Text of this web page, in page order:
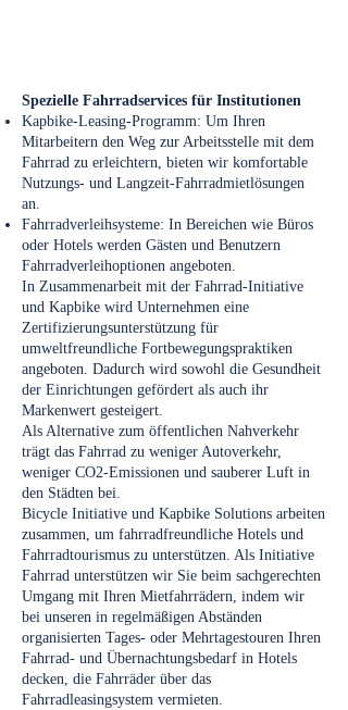
Spezielle Fahrradservices für Institutionen
Kapbike-Leasing-Programm: Um Ihren
Mitarbeitern den Weg zur Arbeitsstelle mit dem
Fahrrad zu erleichtern, bieten wir komfortable
Nutzungs- und Langzeit-Fahrradmietlösungen
an.
Fahrradverleihsysteme: In Bereichen wie Büros
oder Hotels werden Gästen und Benutzern
Fahrradverleihoptionen angeboten.
In Zusammenarbeit mit der Fahrrad-Initiative
und Kapbike wird Unternehmen eine
Zertifizierungsunterstützung für
umweltfreundliche Fortbewegungspraktiken
angeboten. Dadurch wird sowohl die Gesundheit
der Einrichtungen gefördert als auch ihr
Markenwert gesteigert.
Als Alternative zum öffentlichen Nahverkehr
trägt das Fahrrad zu weniger Autoverkehr,
weniger CO2-Emissionen und sauberer Luft in
den Städten bei.
Bicycle Initiative und Kapbike Solutions arbeiten
zusammen, um fahrradfreundliche Hotels und
Fahrradtourismus zu unterstützen. Als Initiative
Fahrrad unterstützen wir Sie beim sachgerechten
Umgang mit Ihren Mietfahrrädern, indem wir
bei unseren in regelmäßigen Abständen
organisierten Tages- oder Mehrtagestouren Ihren
Fahrrad- und Übernachtungsbedarf in Hotels
decken, die Fahrräder über das
Fahrradleasingsystem vermieten.